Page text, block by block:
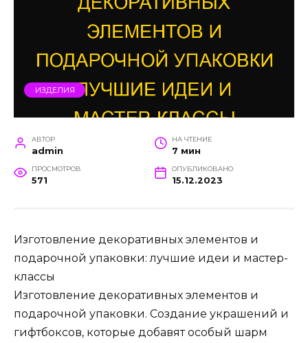
ИЗДЕЛИЯ
АВТОР
admin
НА ЧТЕНИЕ
7 мин
ПРОСМОТРОВ
571
ОПУБЛИКОВАНО
15.12.2023
Изготовление декоративных элементов и
подарочной упаковки: лучшие идеи и мастер-
классы
Изготовление декоративных элементов и
подарочной упаковки. Создание украшений и
гифтбоксов, которые добавят особый шарм